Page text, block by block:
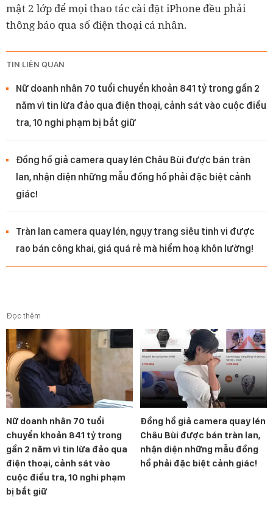
mật 2 lớp để mọi thao tác cài đặt iPhone đều phải
thông báo qua số điện thoại cá nhân.
TIN LIÊN QUAN
Nữ doanh nhân 70 tuổi chuyển khoản 841 tỷ trong gần 2
năm vì tin lừa đảo qua điện thoại, cảnh sát vào cuộc điều
tra, 10 nghi phạm bị bắt giữ
Đồng hồ giả camera quay lén Châu Bùi được bán tràn
lan, nhận diện những mẫu đồng hồ phải đặc biệt cảnh
giác!
Tràn lan camera quay lén, ngụy trang siêu tinh vi được
rao bán công khai, giá quá rẻ mà hiểm hoạ khôn lường!
Đọc thêm
Nữ doanh nhân 70 tuổi
chuyển khoản 841 tỷ trong
gần 2 năm vì tin lừa đảo qua
điện thoại, cảnh sát vào
cuộc điều tra, 10 nghi phạm
bị bắt giữ
Đồng hồ giả camera quay lén
Châu Bùi được bán tràn lan,
nhận diện những mẫu đồng
hồ phải đặc biệt cảnh giác!